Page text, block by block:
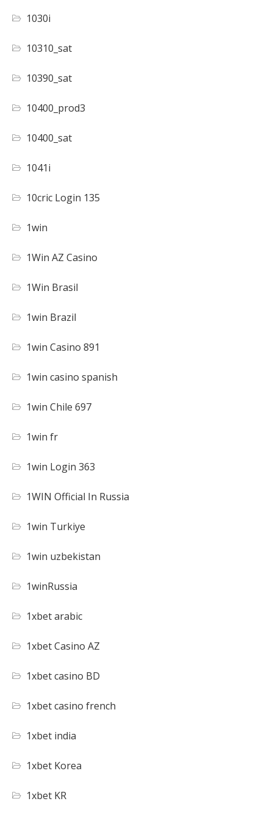
1030i
10310_sat
10390_sat
10400_prod3
10400_sat
1041i
10cric Login 135
1win
1Win AZ Casino
1Win Brasil
1win Brazil
1win Casino 891
1win casino spanish
1win Chile 697
1win fr
1win Login 363
1WIN Official In Russia
1win Turkiye
1win uzbekistan
1winRussia
1xbet arabic
1xbet Casino AZ
1xbet casino BD
1xbet casino french
1xbet india
1xbet Korea
1xbet KR